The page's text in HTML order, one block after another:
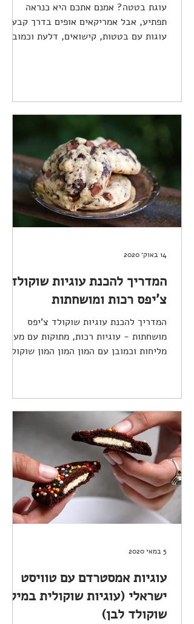
עוגת בטטה? אמנם אתכם היא כנראה
תפתיע, אבל אמריקאים אופים בדרך קבע
עוגות עם בטטות, קישואים, דלעת וכמובן
המדריך להכנת עוגיות שוקולד
צ'יפס רכות ומושחתות
המדריך להכנת עוגיות שוקולד צ'יפס
מושחתות - עוגיות רכות, מתוקות עם מעט
מליחות וכמובן עם המון המון המון שוקולד.
14 באוק׳ 2020
עוגיות אמסטרדם עם טוויסט
ישראלי (עוגיות שוקולית במילוי
שוקולד לבן)
5 במאי 2020